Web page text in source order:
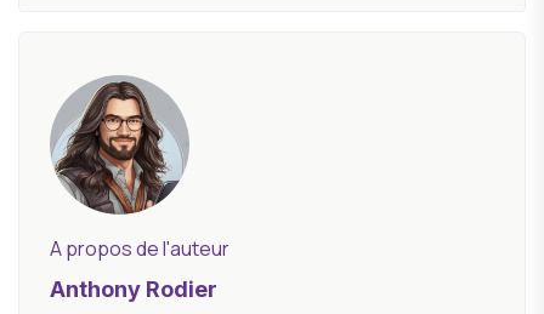
A propos de l'auteur
Anthony Rodier